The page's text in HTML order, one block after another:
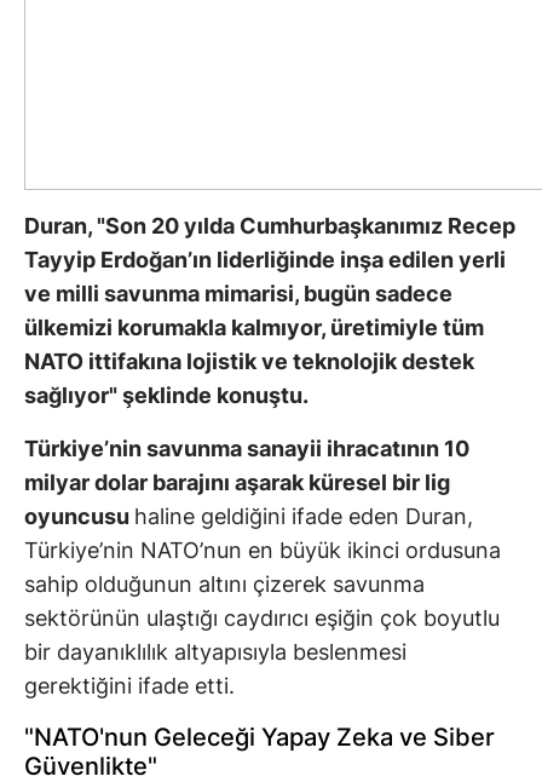
Duran, "Son 20 yılda Cumhurbaşkanımız Recep
Tayyip Erdoğan’ın liderliğinde inşa edilen yerli
ve milli savunma mimarisi, bugün sadece
ülkemizi korumakla kalmıyor, üretimiyle tüm
NATO ittifakına lojistik ve teknolojik destek
sağlıyor" şeklinde konuştu.
Türkiye’nin savunma sanayii ihracatının 10
milyar dolar barajını aşarak küresel bir lig
oyuncusu haline geldiğini ifade eden Duran,
Türkiye’nin NATO’nun en büyük ikinci ordusuna
sahip olduğunun altını çizerek savunma
sektörünün ulaştığı caydırıcı eşiğin çok boyutlu
bir dayanıklılık altyapısıyla beslenmesi
gerektiğini ifade etti.
"NATO'nun Geleceği Yapay Zeka ve Siber
Güvenlikte"